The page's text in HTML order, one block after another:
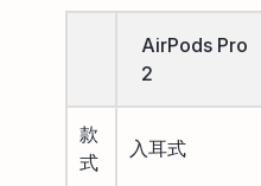
AirPods Pro
2
款
式
入耳式